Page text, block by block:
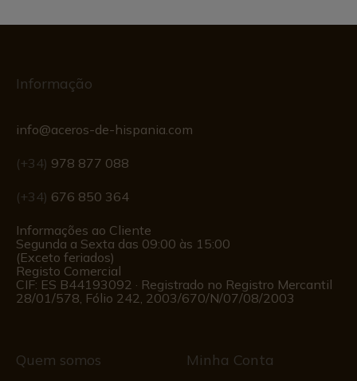
Informação
info@aceros-de-hispania.com
(+34) 978 877 088
(+34) 676 850 364
Informações ao Cliente
Segunda a Sexta das 09:00 às 15:00
(Exceto feriados)
Registo Comercial
CIF: ES B44193092 · Registrado no Registro Mercantil
28/01/578, Fólio 242, 2003/670/N/07/08/2003
Quem somos Minha Conta